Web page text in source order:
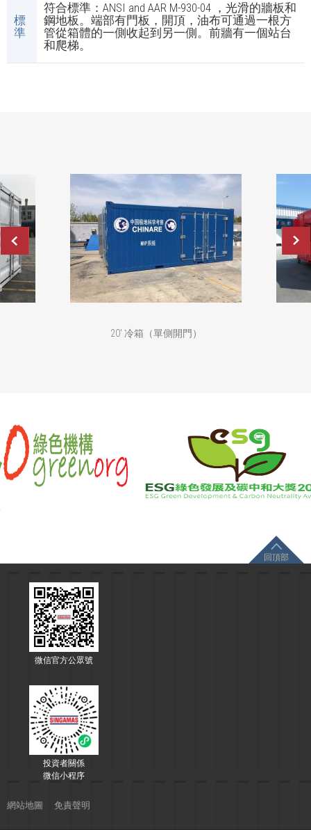
標
準
符合標準：ANSI and AAR M-930-04 ，光滑的牆板和
鋼地板。端部有門板，開頂，油布可通過一根方
管從箱體的一側收起到另一側。前牆有一個站台
和爬梯。
20' 冷箱（單側開門）
回頂部
微信官方公眾號
投資者關係
微信小程序
網站地圖 免責聲明